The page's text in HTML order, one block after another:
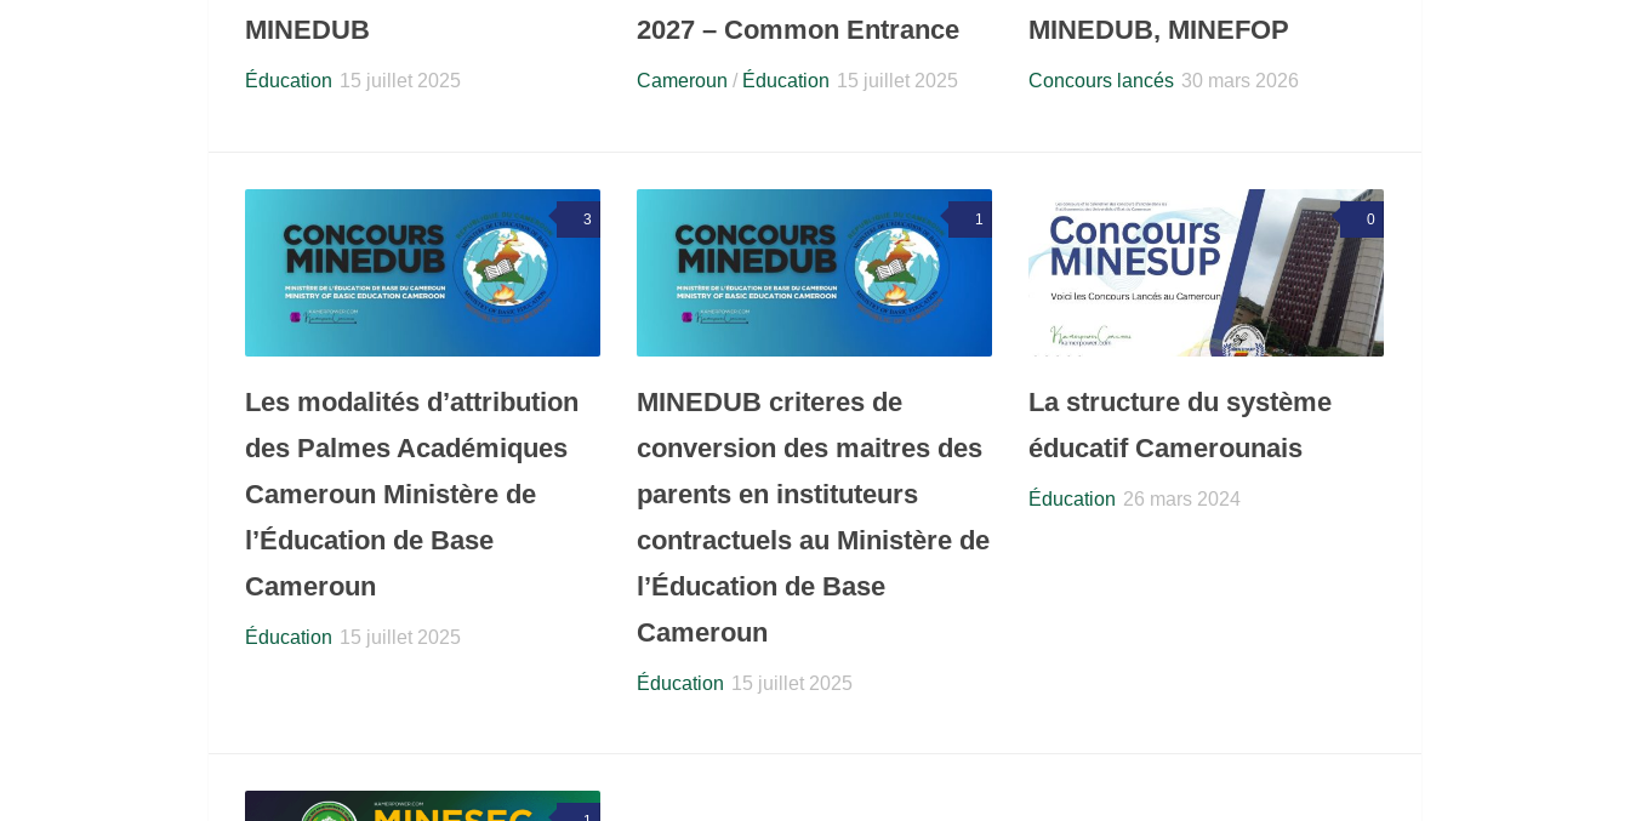
MINEDUB
Éducation 15 juillet 2025
2027 – Common Entrance
Cameroun / Éducation 15 juillet 2025
MINEDUB, MINEFOP
Concours lancés 30 mars 2026
3
Les modalités d’attribution
des Palmes Académiques
Cameroun Ministère de
l’Éducation de Base
Cameroun
Éducation 15 juillet 2025
1
MINEDUB criteres de
conversion des maitres des
parents en instituteurs
contractuels au Ministère de
l’Éducation de Base
Cameroun
Éducation 15 juillet 2025
0
La structure du système
éducatif Camerounais
Éducation 26 mars 2024